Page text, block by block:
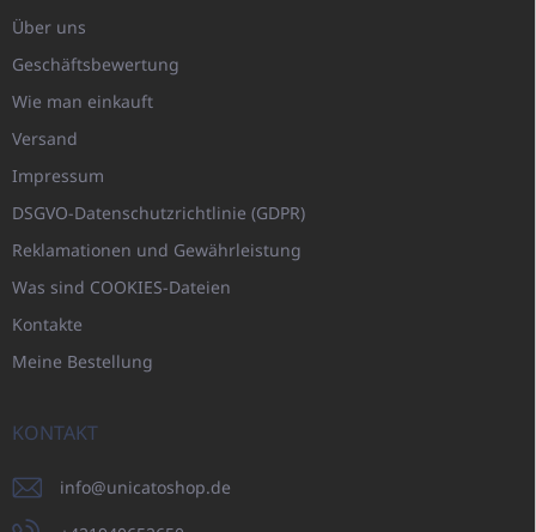
Über uns
Geschäftsbewertung
Wie man einkauft
Versand
Impressum
DSGVO-Datenschutzrichtlinie (GDPR)
Reklamationen und Gewährleistung
Was sind COOKIES-Dateien
Kontakte
Meine Bestellung
KONTAKT
info@unicatoshop.de